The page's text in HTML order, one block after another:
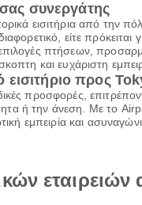
συνεργάτης
εισιτήρια από την
είτε
πτήσεων,
και ευχάριστη
προς
προσφορές,
ή την άνεση. Με το
εμπειρία και